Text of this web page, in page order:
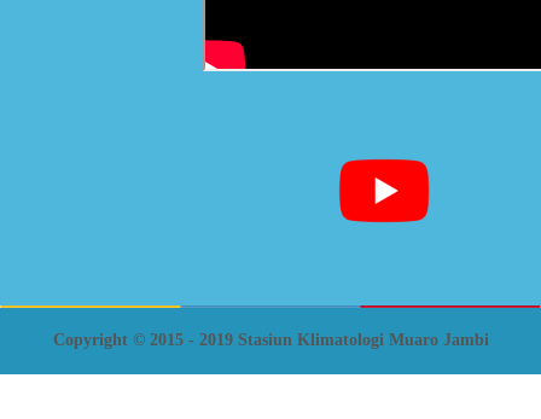
Copyright © 2015 - 2019 Stasiun Klimatologi Muaro Jambi